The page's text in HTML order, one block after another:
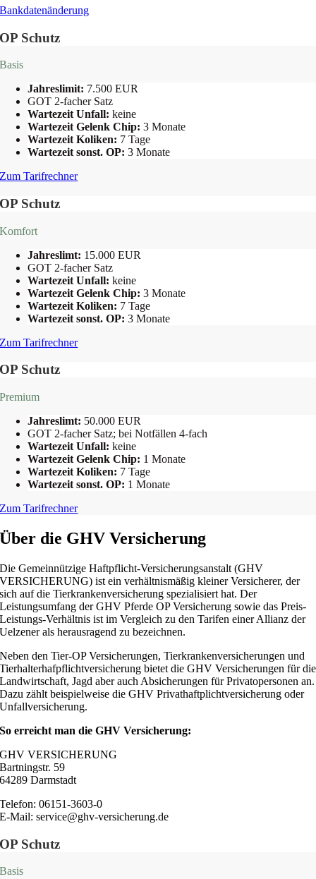
Bankdatenänderung
OP Schutz
Basis
Jahreslimit: 7.500 EUR
GOT 2-facher Satz
Wartezeit Unfall: keine
Wartezeit Gelenk Chip: 3 Monate
Wartezeit Koliken: 7 Tage
Wartezeit sonst. OP: 3 Monate
Zum Tarifrechner
OP Schutz
Komfort
Jahreslimt: 15.000 EUR
GOT 2-facher Satz
Wartezeit Unfall: keine
Wartezeit Gelenk Chip: 3 Monate
Wartezeit Koliken: 7 Tage
Wartezeit sonst. OP: 3 Monate
Zum Tarifrechner
OP Schutz
Premium
Jahreslimt: 50.000 EUR
GOT 2-facher Satz; bei Notfällen 4-fach
Wartezeit Unfall: keine
Wartezeit Gelenk Chip: 1 Monate
Wartezeit Koliken: 7 Tage
Wartezeit sonst. OP: 1 Monate
Zum Tarifrechner
Über die GHV Versicherung
Die Gemeinnützige Haftpflicht-Versicherungsanstalt (GHV
VERSICHERUNG) ist ein verhältnismäßig kleiner Versicherer, der
sich auf die Tierkrankenversicherung spezialisiert hat. Der
Leistungsumfang der GHV Pferde OP Versicherung sowie das Preis-
Leistungs-Verhältnis ist im Vergleich zu den Tarifen einer Allianz der
Uelzener als herausragend zu bezeichnen.
Neben den Tier-OP Versicherungen, Tierkrankenversicherungen und
Tierhalterhafpflichtversicherung bietet die GHV Versicherungen für die
Landwirtschaft, Jagd aber auch Absicherungen für Privatopersonen an.
Dazu zählt beispielweise die GHV Privathaftplichtversicherung oder
Unfallversicherung.
So erreicht man die GHV Versicherung:
GHV VERSICHERUNG
Bartningstr. 59
64289 Darmstadt
Telefon: 06151-3603-0
E-Mail: service@ghv-versicherung.de
OP Schutz
Basis